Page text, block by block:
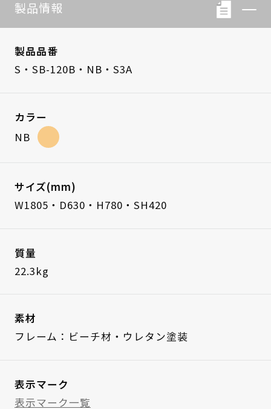
製品情報
製品品番
S・SB-120B・NB・S3A
カラー
NB
サイズ(mm)
W1805・D630・H780・SH420
質量
22.3kg
素材
フレーム：ビーチ材・ウレタン塗装
表示マーク
表示マーク一覧